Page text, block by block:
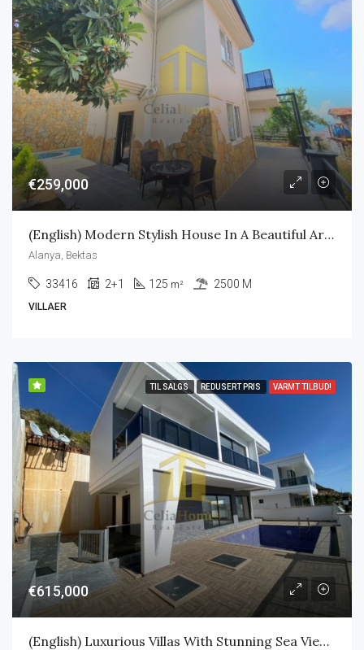
€259,000
(English) Modern Stylish House In A Beautiful Area
Alanya, Bektas
33416 2+1 125 m² 2500 M
VILLAER
TIL SALGS REDUSERT PRIS VARMT TILBUD!
€615,000
(English) Luxurious Villas With Stunning Sea Views In Alanya